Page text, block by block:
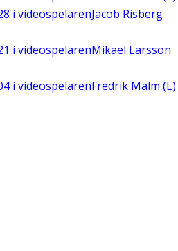
i videospelarenJacob Risberg
i videospelarenMikael Larsson
i videospelarenFredrik Malm (L)